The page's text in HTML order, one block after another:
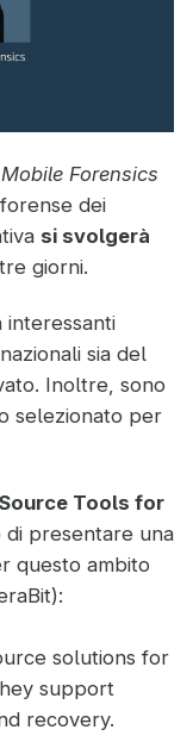
Forensics
dei
si svolgerà
giorni.
interessanti
sia del
Inoltre, sono
selezionato per
Tools for
di presentare una
questo ambito
solutions for
support
recovery.